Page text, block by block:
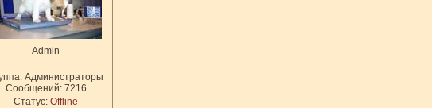
Admin
Администраторы
Сообщений: 7216
Статус: Offline